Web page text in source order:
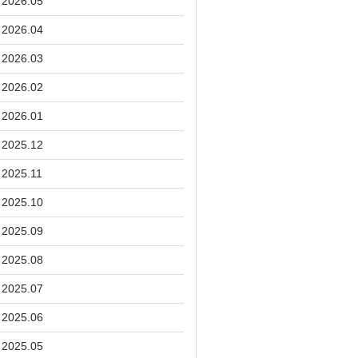
2026.04
2026.03
2026.02
2026.01
2025.12
2025.11
2025.10
2025.09
2025.08
2025.07
2025.06
2025.05